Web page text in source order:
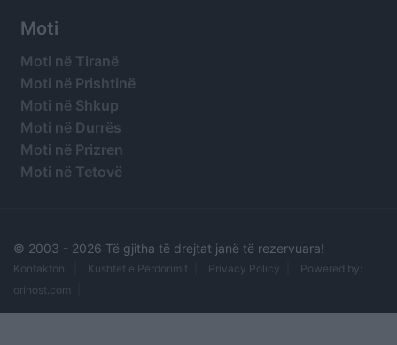
Moti
Moti në Tiranë
Moti në Prishtinë
Moti në Shkup
Moti në Durrës
Moti në Prizren
Moti në Tetovë
© 2003 - 2026 Të gjitha të drejtat janë të rezervuara!
Kontaktoni Kushtet e Përdorimit Privacy Policy
Powered by:
orihost.com